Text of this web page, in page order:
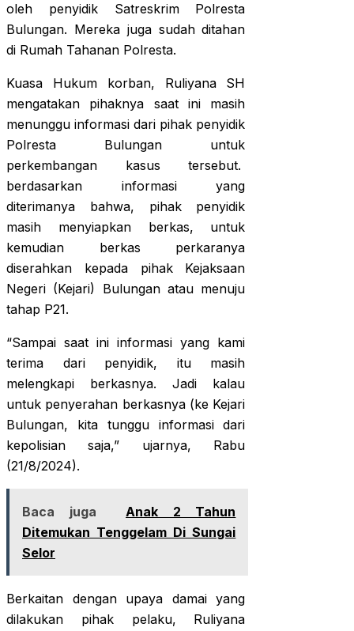
oleh penyidik Satreskrim Polresta
Bulungan. Mereka juga sudah ditahan
di Rumah Tahanan Polresta.
Kuasa Hukum korban, Ruliyana SH
mengatakan pihaknya saat ini masih
menunggu informasi dari pihak penyidik
Polresta Bulungan untuk
perkembangan kasus tersebut.
berdasarkan informasi yang
diterimanya bahwa, pihak penyidik
masih menyiapkan berkas, untuk
kemudian berkas perkaranya
diserahkan kepada pihak Kejaksaan
Negeri (Kejari) Bulungan atau menuju
tahap P21.
“Sampai saat ini informasi yang kami
terima dari penyidik, itu masih
melengkapi berkasnya. Jadi kalau
untuk penyerahan berkasnya (ke Kejari
Bulungan, kita tunggu informasi dari
kepolisian saja,” ujarnya, Rabu
(21/8/2024).
Baca juga
Anak 2 Tahun
Ditemukan Tenggelam Di Sungai
Selor
Berkaitan dengan upaya damai yang
dilakukan pihak pelaku, Ruliyana